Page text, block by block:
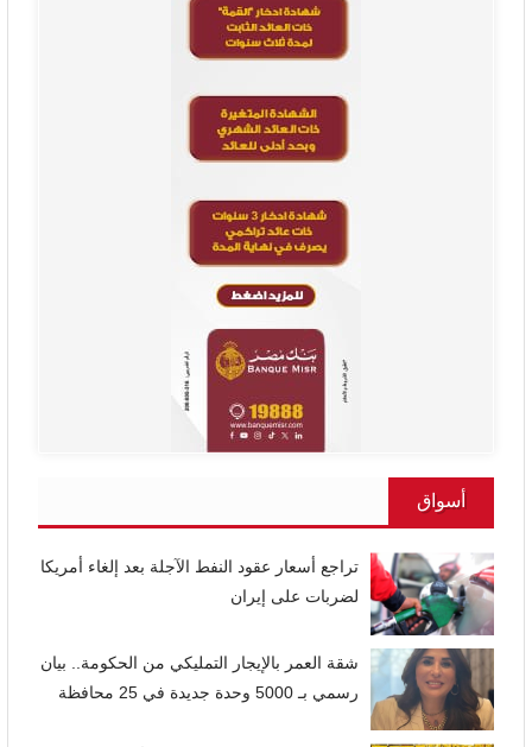
أسواق
تراجع أسعار عقود النفط الآجلة بعد إلغاء أمريكا
لضربات على إيران
شقة العمر بالإيجار التمليكي من الحكومة.. بيان
رسمي بـ 5000 وحدة جديدة في 25 محافظة